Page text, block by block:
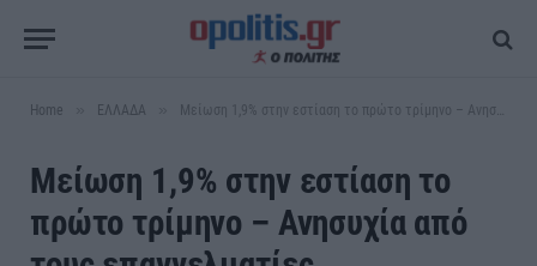
Home ΕΛΛΑΔΑ Μείωση 1,9% στην εστίαση το πρώτο τρίμηνο – Ανησυχία από τους επαγγελματίες
Μείωση 1,9% στην εστίαση το
πρώτο τρίμηνο – Ανησυχία από